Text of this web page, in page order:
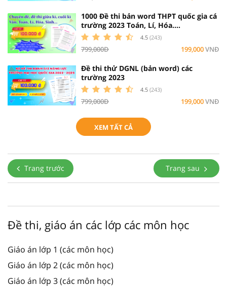
1000 Đề thi bản word THPT quốc gia cá
trường 2023 Toán, Lí, Hóa....
4.5 (243)
799,000Đ 199,000VNĐ
Đề thi thử DGNL (bản word) các
trường 2023
4.5 (243)
799,000Đ 199,000VNĐ
XEM TẤT CẢ
Trang trước Trang sau
Đề thi, giáo án các lớp các môn học
Giáo án lớp 1 (các môn học)
Giáo án lớp 2 (các môn học)
Giáo án lớp 3 (các môn học)